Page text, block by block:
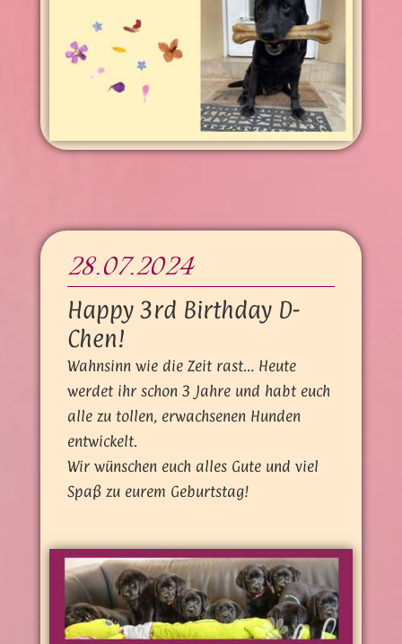
28.07.2024
Happy 3rd Birthday D-
Chen!
Wahnsinn wie die Zeit rast… Heute
werdet ihr schon 3 Jahre und habt euch
alle zu tollen, erwachsenen Hunden
entwickelt.
Wir wünschen euch alles Gute und viel
Spaß zu eurem Geburtstag!